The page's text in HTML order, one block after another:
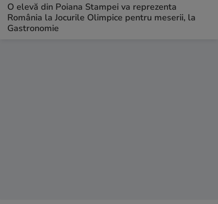
O elevă din Poiana Stampei va reprezenta
România la Jocurile Olimpice pentru meserii, la
Gastronomie